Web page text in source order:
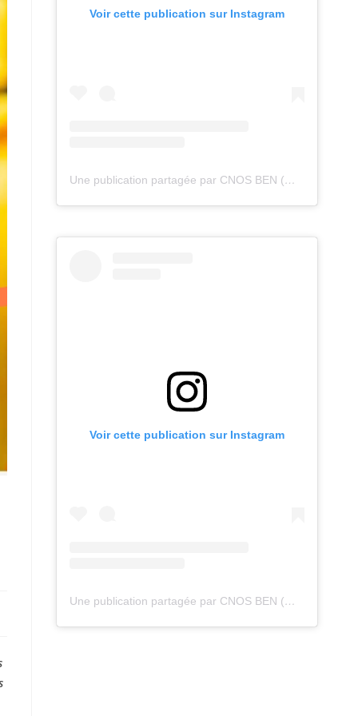
Voir cette publication sur Instagram
Une publication partagée par CNOS BEN (@cnos_ben)
Voir cette publication sur Instagram
Une publication partagée par CNOS BEN (@cnos_ben)